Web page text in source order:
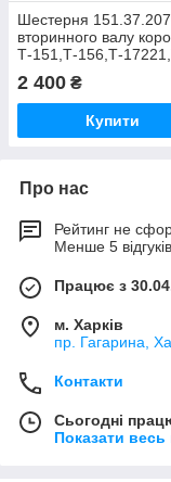
Шестерня
вторинного валу
Т-151,Т-156,Т-
2 400 ₴
Купити
Про нас
Рейтинг не
Менше 5
Працює з
м. Харків
пр. Гагарина,
Контакти
Сьогодні
Показати весь